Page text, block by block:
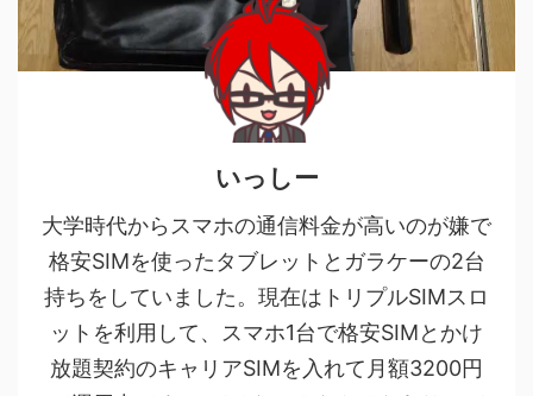
いっしー
大学時代からスマホの通信料金が高いのが嫌で
格安SIMを使ったタブレットとガラケーの2台
持ちをしていました。現在はトリプルSIMスロ
ットを利用して、スマホ1台で格安SIMとかけ
放題契約のキャリアSIMを入れて月額3200円